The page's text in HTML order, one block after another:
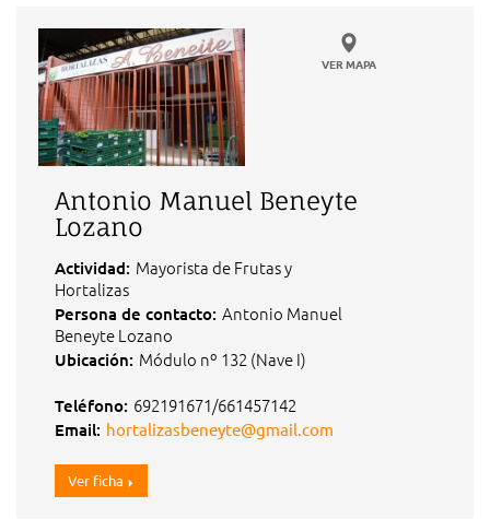
VER MAPA
Antonio Manuel Beneyte
Lozano
Actividad: Mayorista de Frutas y
Hortalizas
Persona de contacto: Antonio Manuel
Beneyte Lozano
Ubicación: Módulo nº 132 (Nave I)
Teléfono: 692191671/661457142
Email: hortalizasbeneyte@gmail.com
Ver ficha